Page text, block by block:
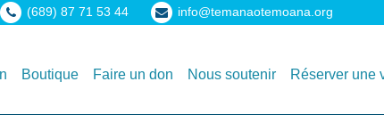
(689) 87 71 53 44 info@temanaotemoana.org
Boutique Faire un don Nous soutenir Réserver une